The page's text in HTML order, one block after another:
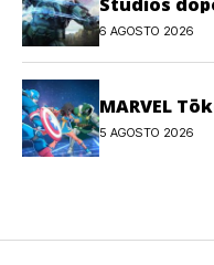
Evolved
6 AGOSTO 2026
MARVEL
5 AGOSTO 2026